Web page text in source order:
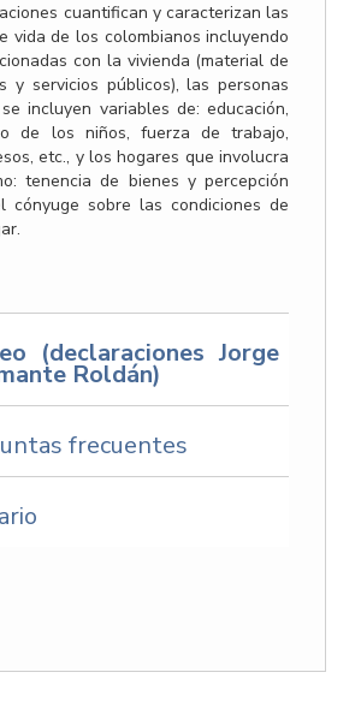
cuantifican y caracterizan las
vida de los colombianos incluyendo
con la vivienda (material de
y servicios públicos), las personas
incluyen variables de: educación,
de los niños, fuerza de trabajo,
etc., y los hogares que involucra
tenencia de bienes y percepción
sobre las condiciones de
(declaraciones Jorge
Roldán)
frecuentes